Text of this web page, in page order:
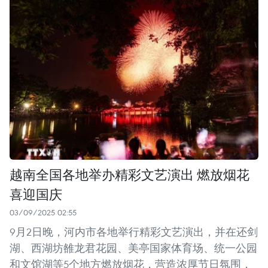
越南全国各地举办精彩文艺演出 燃放烟花
喜迎国庆
03/09/2025 02:55
9月2日晚，河内市各地举行精彩文艺演出，并在还剑
湖、西湖坊雒龙君花园、美亭国家体育场、统一公园
和文馆湖等5个地方燃放烟花，营造浓厚节日氛围，